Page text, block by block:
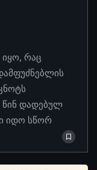
იყო, რაც
წინ დადებულ
იდო სწორ